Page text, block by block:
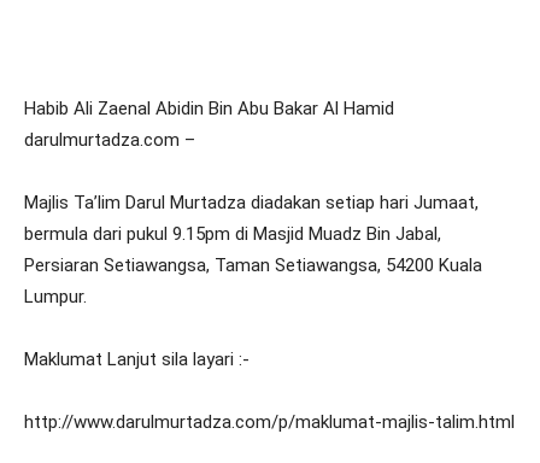
Habib Ali Zaenal Abidin Bin Abu Bakar Al Hamid
darulmurtadza.com –
Majlis Ta’lim Darul Murtadza diadakan setiap hari Jumaat,
bermula dari pukul 9.15pm di Masjid Muadz Bin Jabal,
Persiaran Setiawangsa, Taman Setiawangsa, 54200 Kuala
Lumpur.
Maklumat Lanjut sila layari :-
http://www.darulmurtadza.com/p/maklumat-majlis-talim.html